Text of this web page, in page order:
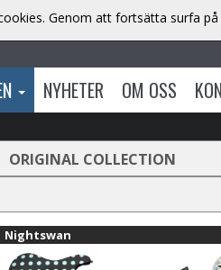
NYHETER OM OSS
ORIGINAL COLLECTION
Nightswan
Genom att fortsätta surfa